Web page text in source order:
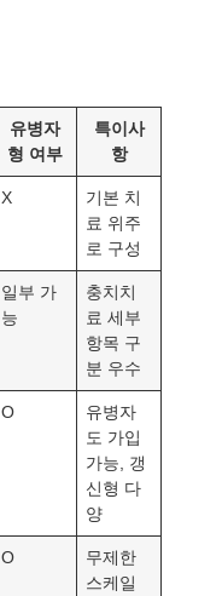
유병자
형 여부
특이사
항
X
기본 치
료 위주
로 구성
일부 가
능
충치치
료 세부
항목 구
분 우수
O
유병자
도 가입
가능, 갱
신형 다
양
O
무제한
스케일